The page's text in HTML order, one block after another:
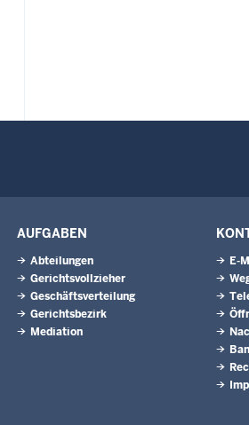
AUFGABEN
Abteilungen
Gerichtsvollzieher
Geschäftsverteilung
Gerichtsbezirk
Mediation
E-